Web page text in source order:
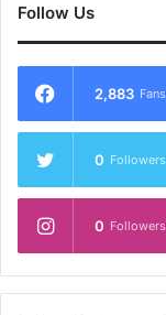
Follow Us
2,883 Fans
0 Followers
0 Followers